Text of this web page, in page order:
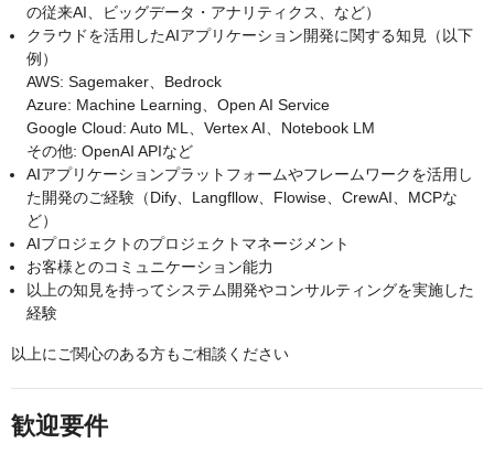
の従来AI、ビッグデータ・アナリティクス、など）
クラウドを活用したAIアプリケーション開発に関する知見（以下
例）
AWS: Sagemaker、Bedrock
Azure: Machine Learning、Open AI Service
Google Cloud: Auto ML、Vertex AI、Notebook LM
その他: OpenAI APIなど
AIアプリケーションプラットフォームやフレームワークを活用し
た開発のご経験（Dify、Langfllow、Flowise、CrewAI、MCPな
ど）
AIプロジェクトのプロジェクトマネージメント
お客様とのコミュニケーション能力
以上の知見を持ってシステム開発やコンサルティングを実施した
経験
以上にご関心のある方もご相談ください
歓迎要件